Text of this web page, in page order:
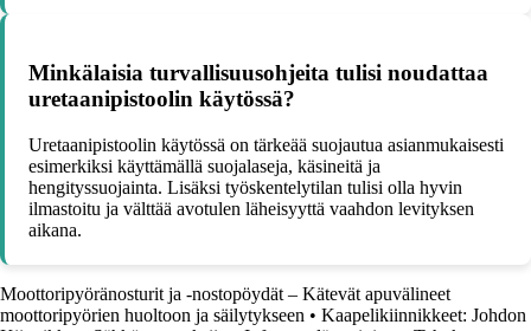
Minkälaisia turvallisuusohjeita tulisi noudattaa
uretaanipistoolin käytössä?
Uretaanipistoolin käytössä on tärkeää suojautua asianmukaisesti
esimerkiksi käyttämällä suojalaseja, käsineitä ja
hengityssuojainta. Lisäksi työskentelytilan tulisi olla hyvin
ilmastoitu ja välttää avotulen läheisyyttä vaahdon levityksen
aikana.
Moottoripyöränosturit ja -nostopöydät – Kätevät apuvälineet
moottoripyörien huoltoon ja säilytykseen • Kaapelikiinnikkeet: Johdon